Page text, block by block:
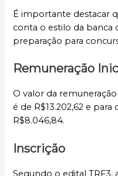
É importante destacar
conta o estilo da banca
preparação para
Remuneração
O valor da
é de R$13.202,62 e
R$8.046,84.
Inscrição
Segundo o edital TRF3,